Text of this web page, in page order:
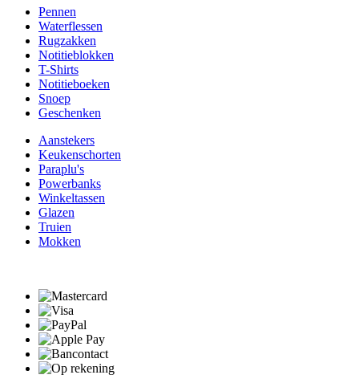
Pennen
Waterflessen
Rugzakken
Notitieblokken
T-Shirts
Notitieboeken
Snoep
Geschenken
Aanstekers
Keukenschorten
Paraplu's
Powerbanks
Winkeltassen
Glazen
Truien
Mokken